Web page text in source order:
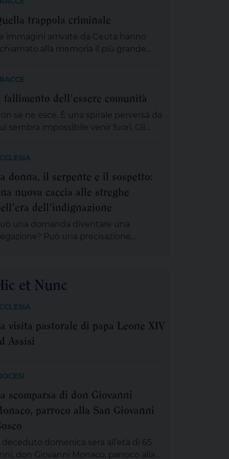
trappola criminale
immagini arrivate da Ceuta hanno
alla memoria il più grande
dalla exclave spagnola, posta
una delle punte più settentrionali del
marocchino, hanno scatenato
fallimento dell’essere comunità
se ne esce. È una spirale perversa da
sembra impossibile venir fuori. Gli
di Grinzane Cavour è colpevole
no? È un carnefice o è una vittima? Gli
di polizia e […]
donna, il serpente e il sospetto:
nuova caccia alle streghe
dell’indignazione
una domanda diventare una
Può una precisazione
finisca per sottoporre a giudizio
sembra essere avvenuto intorno
Il serpente, la donna e il frutto.
Satana?, pubblicato […]
et Nunc
visita pastorale di papa Leone XIV
Assisi
scomparsa di don Giovanni
parroco alla San Giovanni
deceduto domenica sera all’età di 65
don Giovanni Monaco, parroco alla